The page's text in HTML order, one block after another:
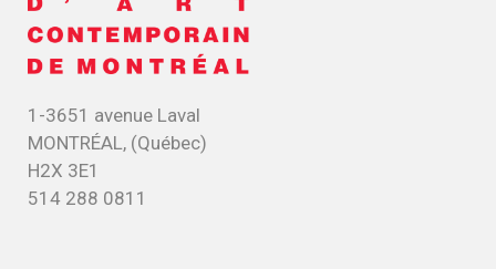
1-3651 avenue Laval
MONTRÉAL, (Québec)
H2X 3E1
514 288 0811